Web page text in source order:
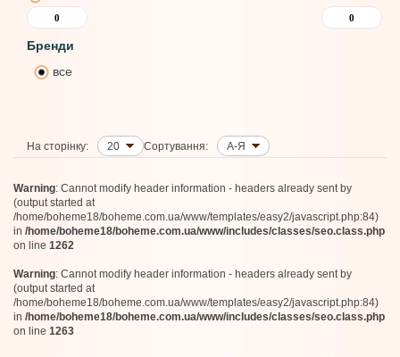
Бренди
все
На сторінку: 20 Сортування: А-Я
Warning: Cannot modify header information - headers already sent by
(output started at
/home/boheme18/boheme.com.ua/www/templates/easy2/javascript.php:84)
in /home/boheme18/boheme.com.ua/www/includes/classes/seo.class.php
on line 1262
Warning: Cannot modify header information - headers already sent by
(output started at
/home/boheme18/boheme.com.ua/www/templates/easy2/javascript.php:84)
in /home/boheme18/boheme.com.ua/www/includes/classes/seo.class.php
on line 1263